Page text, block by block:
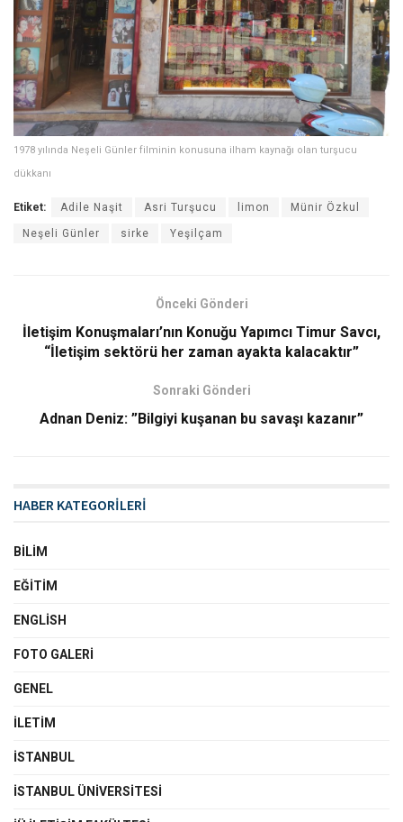
1978 yılında Neşeli Günler filminin konusuna ilham kaynağı olan turşucu
dükkanı
Etiket: Adile Naşit Asri Turşucu limon Münir Özkul
Neşeli Günler sirke Yeşilçam
Önceki Gönderi
İletişim Konuşmaları’nın Konuğu Yapımcı Timur Savcı,
“İletişim sektörü her zaman ayakta kalacaktır”
Sonraki Gönderi
Adnan Deniz: ”Bilgiyi kuşanan bu savaşı kazanır”
HABER KATEGORİLERİ
BILIM
EĞITIM
ENGLISH
FOTO GALERI
GENEL
İLETIM
İSTANBUL
İSTANBUL ÜNIVERSITESI